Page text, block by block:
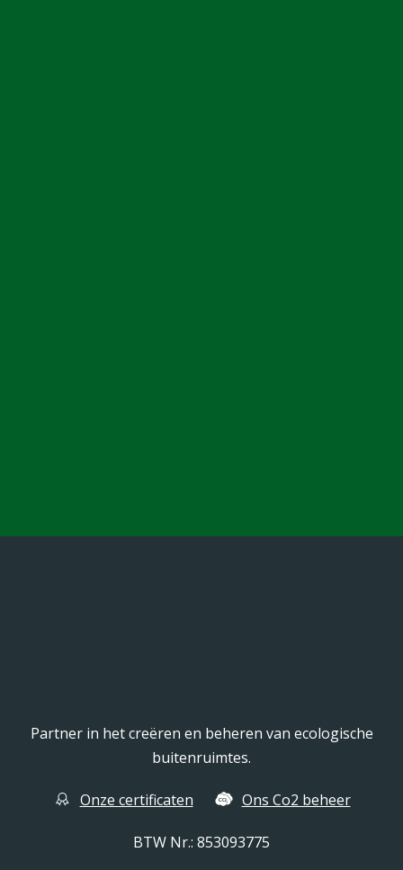
Partner in het creëren en beheren van ecologische
buitenruimtes.
Onze certificaten Ons Co2 beheer
BTW Nr.: 853093775